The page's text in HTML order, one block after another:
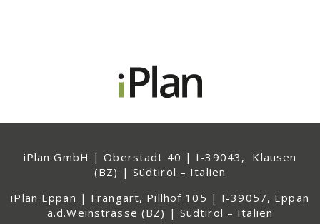
iPlan GmbH | Oberstadt 40 | I-39043, Klausen
(BZ) | Südtirol – Italien
iPlan Eppan | Frangart, Pillhof 105 | I-39057, Eppan
a.d.Weinstrasse (BZ) | Südtirol – Italien